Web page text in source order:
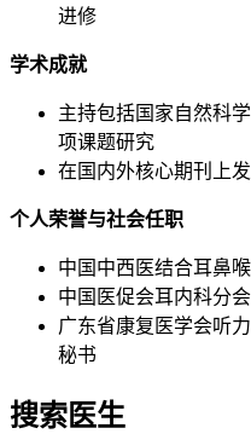
进修
学术成就
主持包括国家自然科
项课题研究
在国内外核心期刊上
个人荣誉与社会任职
中国中西医结合耳鼻
中国医促会耳内科分
广东省康复医学会听
秘书
搜索医生